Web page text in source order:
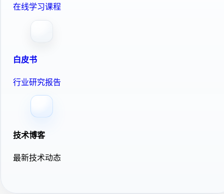
在线学习课程
白皮书
行业研究报告
技术博客
最新技术动态